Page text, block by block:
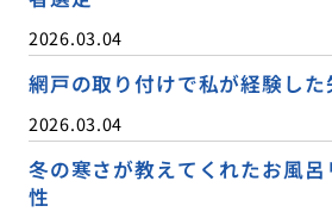
2026.03.04
網戸の取り付けで私が経験した
2026.03.04
冬の寒さが教えてくれたお風
性